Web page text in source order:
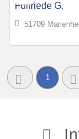
Fullriede G.
51709
1